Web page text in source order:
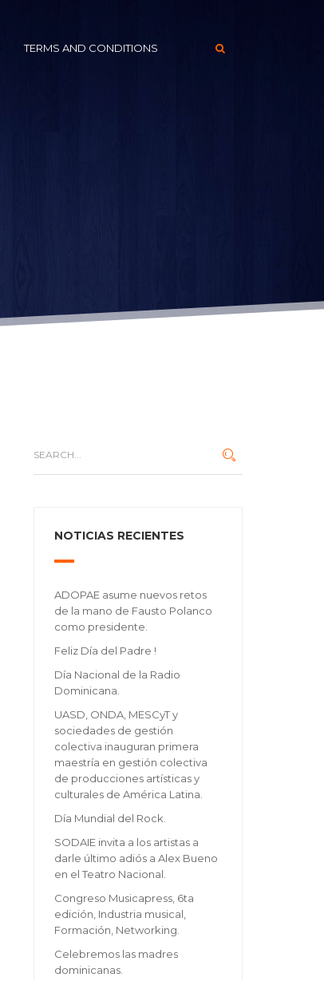
TERMS AND CONDITIONS
NOTICIAS RECIENTES
ADOPAE asume nuevos retos
de la mano de Fausto Polanco
como presidente.
Feliz Día del Padre !
Día Nacional de la Radio
Dominicana.
UASD, ONDA, MESCyT y
sociedades de gestión
colectiva inauguran primera
maestría en gestión colectiva
de producciones artísticas y
culturales de América Latina.
Día Mundial del Rock.
SODAIE invita a los artistas a
darle último adiós a Alex Bueno
en el Teatro Nacional.
Congreso Musicapress, 6ta
edición, Industria musical,
Formación, Networking.
Celebremos las madres
dominicanas.